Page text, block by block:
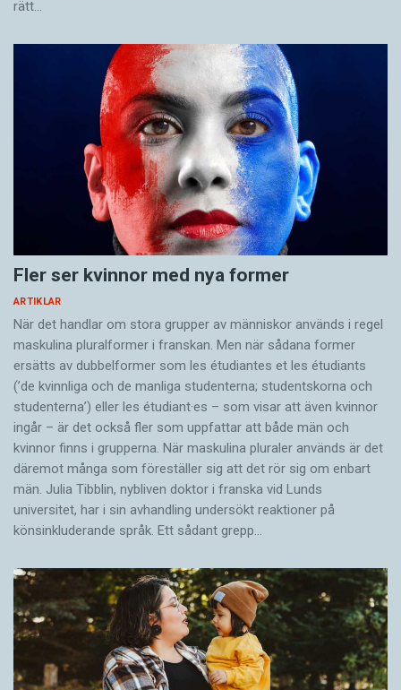
rätt…
Fler ser kvinnor med nya former
ARTIKLAR
När det handlar om stora grupper av människor används i regel
maskulina pluralformer i franskan. Men när sådana ­former
ersätts av dubbel­former som les étudiantes et les étudiants
(’de kvinnliga och de manliga studenterna; studentskorna och
studenterna’) eller les étudiant·es – som visar att även kvinnor
ingår – är det också fler som uppfattar att både män och
kvinnor finns i grupperna. När maskulina pluraler används är det
där­emot många som föreställer sig att det rör sig om enbart
män. Julia Tibblin, nybliven doktor i franska vid Lunds
universitet, har i sin avhandling undersökt reaktioner på
könsinkluderande språk. Ett sådant grepp…